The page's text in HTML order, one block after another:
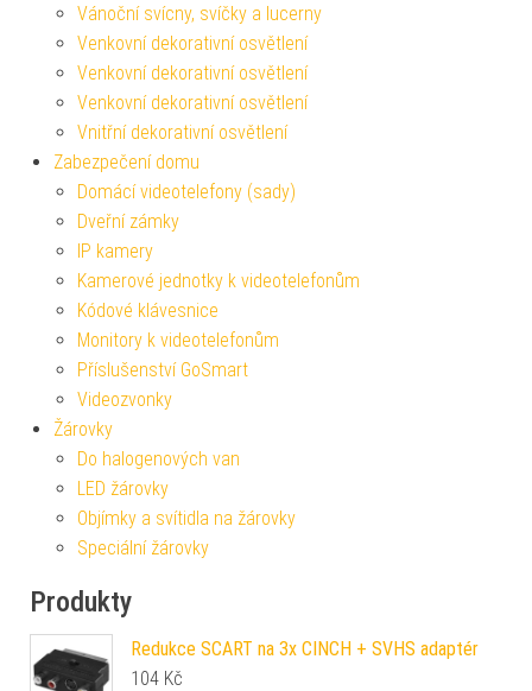
Vánoční svícny, svíčky a lucerny
Venkovní dekorativní osvětlení
Venkovní dekorativní osvětlení
Venkovní dekorativní osvětlení
Vnitřní dekorativní osvětlení
Zabezpečení domu
Domácí videotelefony (sady)
Dveřní zámky
IP kamery
Kamerové jednotky k videotelefonům
Kódové klávesnice
Monitory k videotelefonům
Příslušenství GoSmart
Videozvonky
Žárovky
Do halogenových van
LED žárovky
Objímky a svítidla na žárovky
Speciální žárovky
Produkty
Redukce SCART na 3x CINCH + SVHS adaptér
104 Kč